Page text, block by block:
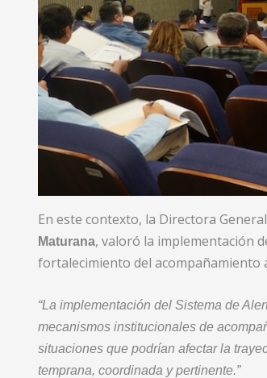
En este contexto, la Directora
Maturana, valoró la implementación
fortalecimiento del acompañamiento
“La implementación del Sistema de
mecanismos institucionales de
situaciones que podrían afectar la
temprana, coordinada y pertinente.”